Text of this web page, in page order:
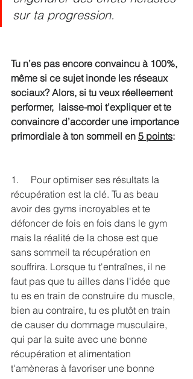
sur ta progression.
Tu n’es pas encore convaincu à 100%,
même si ce sujet inonde les réseaux
sociaux? Alors, si tu veux réelleement
performer,  laisse-moi t’expliquer et te
convaincre d’accorder une importance
primordiale à ton sommeil en 5 points:
1.     Pour optimiser ses résultats la
récupération est la clé. Tu as beau
avoir des gyms incroyables et te
défoncer de fois en fois dans le gym
mais la réalité de la chose est que
sans sommeil ta récupération en
souffrira. Lorsque tu t'entraînes, il ne
faut pas que tu ailles dans l'idée que
tu es en train de construire du muscle,
bien au contraire, tu es plutôt en train
de causer du dommage musculaire,
qui par la suite avec une bonne
récupération et alimentation
t'amèneras à favoriser une bonne